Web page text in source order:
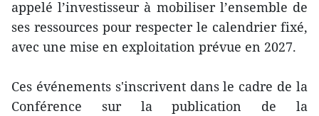
appelé l’investisseur à mobiliser l’ensemble de
ses ressources pour respecter le calendrier fixé,
avec une mise en exploitation prévue en 2027.
Ces événements s'inscrivent dans le cadre de la
Conférence sur la publication de la